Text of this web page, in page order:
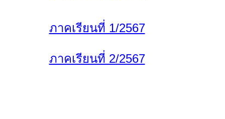
ภาคเรียนที่ 1/2567
ภาคเรียนที่ 2/2567